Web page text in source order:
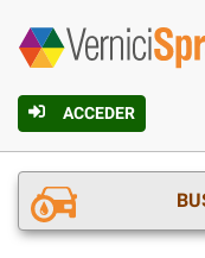
ACCEDER